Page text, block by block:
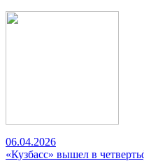
06.04.2026
«Кузбасс» вышел в